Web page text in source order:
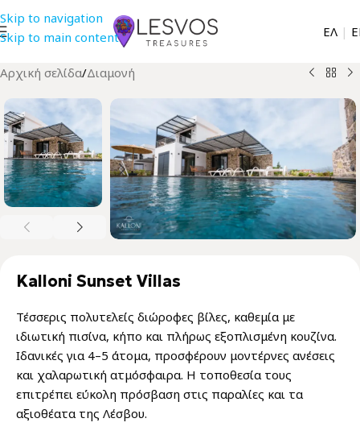
Skip to navigation
Skip to main content
EΛ |
Αρχική σελίδα/Διαμονή
Kalloni Sunset Villas
Τέσσερις πολυτελείς διώροφες βίλες, καθεμία με
ιδιωτική πισίνα, κήπο και πλήρως εξοπλισμένη κουζίνα.
Ιδανικές για 4–5 άτομα, προσφέρουν μοντέρνες ανέσεις
και χαλαρωτική ατμόσφαιρα. Η τοποθεσία τους
επιτρέπει εύκολη πρόσβαση στις παραλίες και τα
αξιοθέατα της Λέσβου.